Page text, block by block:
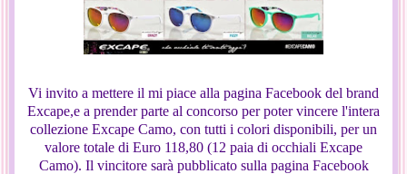
Vi invito a mettere il mi piace alla pagina Facebook del brand
Excape,e a prender parte al concorso per poter vincere l'intera
collezione Excape Camo, con tutti i colori disponibili, per un
valore totale di Euro 118,80 (12 paia di occhiali Excape
Camo). Il vincitore sarà pubblicato sulla pagina Facebook